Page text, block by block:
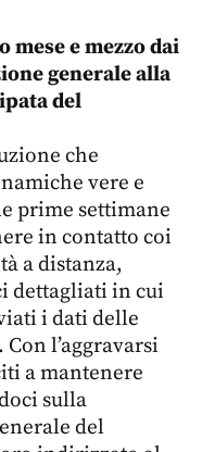
mese e mezzo dai
generale alla
del
che
vere e
prime settimane
in contatto coi
a distanza,
dettagliati in cui
i dati delle
l’aggravarsi
a mantenere
sulla
del